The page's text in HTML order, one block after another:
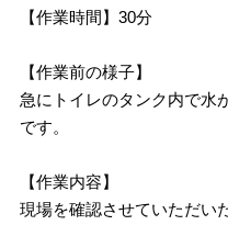
【作業時間】30分
【作業前の様子】
急にトイレのタンク内で水
です。
【作業内容】
現場を確認させていただい